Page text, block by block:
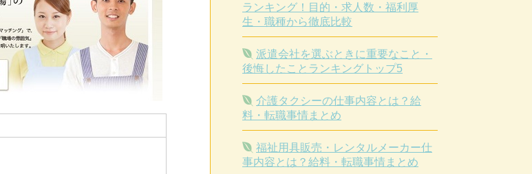
ランキング！目的・求人数・福利厚
生・職種から徹底比較
派遣会社を選ぶときに重要なこと・
後悔したことランキングトップ5
介護タクシーの仕事内容とは？給
料・転職事情まとめ
福祉用具販売・レンタルメーカー仕
事内容とは？給料・転職事情まとめ